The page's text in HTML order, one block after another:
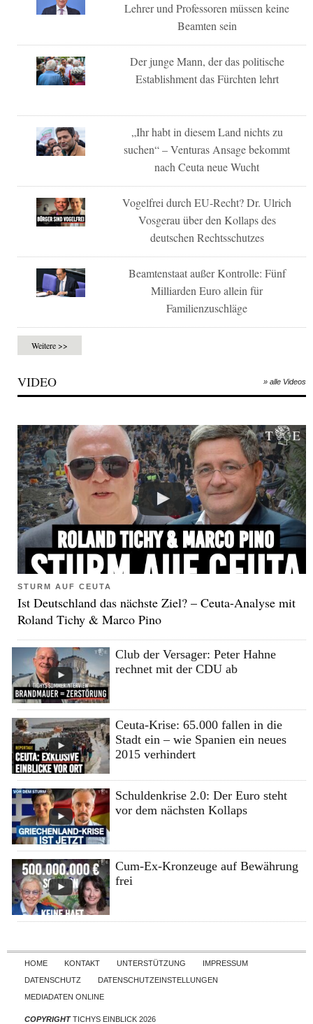
Lehrer und Professoren müssen keine
Beamten sein
Der junge Mann, der das politische
Establishment das Fürchten lehrt
„Ihr habt in diesem Land nichts zu
suchen“ – Venturas Ansage bekommt
nach Ceuta neue Wucht
Vogelfrei durch EU-Recht? Dr. Ulrich
Vosgerau über den Kollaps des
deutschen Rechtsschutzes
Beamtenstaat außer Kontrolle: Fünf
Milliarden Euro allein für
Familienzuschläge
Weitere >>
VIDEO » alle Videos
STURM AUF CEUTA
Ist Deutschland das nächste Ziel? – Ceuta-Analyse mit
Roland Tichy & Marco Pino
Club der Versager: Peter Hahne
rechnet mit der CDU ab
Ceuta-Krise: 65.000 fallen in die
Stadt ein – wie Spanien ein neues
2015 verhindert
Schuldenkrise 2.0: Der Euro steht
vor dem nächsten Kollaps
Cum-Ex-Kronzeuge auf Bewährung
frei
Skip to content
HOME KONTAKT UNTERSTÜTZUNG
IMPRESSUM
DATENSCHUTZ
DATENSCHUTZEINSTELLUNGEN
MEDIADATEN ONLINE
COPYRIGHTTICHYS EINBLICK 2026